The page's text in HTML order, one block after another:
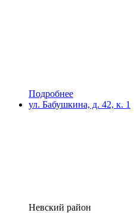
Подробнее
ул. Бабушкина, д. 42, к. 1
Невский район